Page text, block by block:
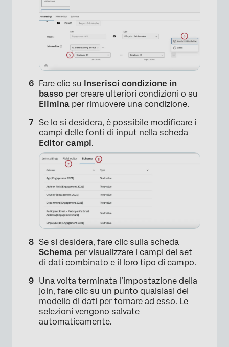
Fare clic su Inserisci condizione in
basso per creare ulteriori condizioni o su
Elimina per rimuovere una condizione.
Se lo si desidera, è possibile modificare i
campi delle fonti di input nella scheda
Editor campi.
Se si desidera, fare clic sulla scheda
Schema per visualizzare i campi del set
di dati combinato e il loro tipo di campo.
Una volta terminata l’impostazione della
join, fare clic su un punto qualsiasi del
modello di dati per tornare ad esso. Le
selezioni vengono salvate
automaticamente.